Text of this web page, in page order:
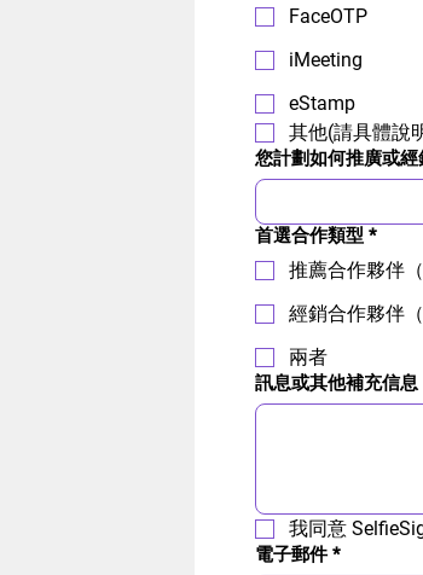
FaceOTP
iMeeting
eStamp
其他(請具體說
您計劃如何推廣或
首選合作類型 *
推薦合作夥伴
經銷合作夥伴
兩者
訊息或其他補充信息
我同意
電子郵件 *